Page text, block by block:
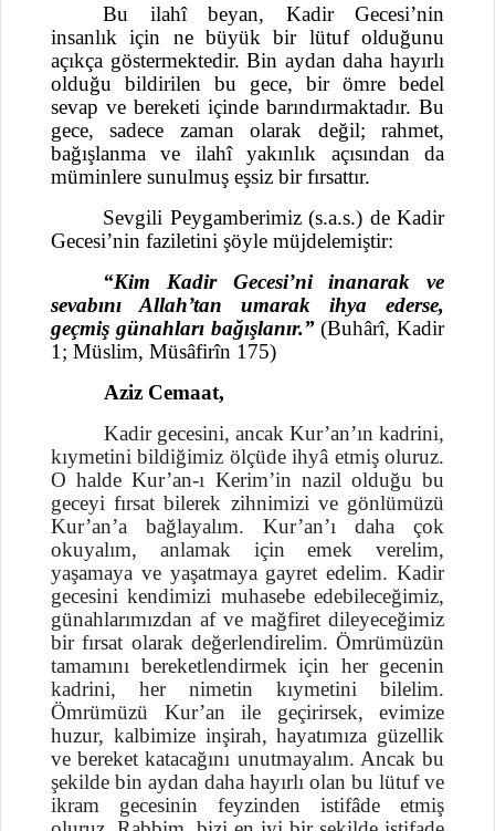
Bu ilahî beyan, Kadir Gecesi’nin
insanlık için ne büyük bir lütuf olduğunu
açıkça göstermektedir. Bin aydan daha hayırlı
olduğu bildirilen bu gece, bir ömre bedel
sevap ve bereketi içinde barındırmaktadır. Bu
gece, sadece zaman olarak değil; rahmet,
bağışlanma ve ilahî yakınlık açısından da
müminlere sunulmuş eşsiz bir fırsattır.
Sevgili Peygamberimiz (s.a.s.) de Kadir
Gecesi’nin faziletini şöyle müjdelemiştir:
“Kim Kadir Gecesi’ni inanarak ve
sevabını Allah’tan umarak ihya ederse,
geçmiş günahları bağışlanır.”(Buhârî, Kadir
1; Müslim, Müsâfirîn 175)
Aziz Cemaat,
Kadir gecesini, ancak Kur’an’ın kadrini,
kıymetini bildiğimiz ölçüde ihyâ etmiş oluruz.
O halde Kur’an-ı Kerim’in nazil olduğu bu
geceyi fırsat bilerek zihnimizi ve gönlümüzü
Kur’an’a bağlayalım. Kur’an’ı daha çok
okuyalım, anlamak için emek verelim,
yaşamaya ve yaşatmaya gayret edelim. Kadir
gecesini kendimizi muhasebe edebileceğimiz,
günahlarımızdan af ve mağfiret dileyeceğimiz
bir fırsat olarak değerlendirelim. Ömrümüzün
tamamını bereketlendirmek için her gecenin
kadrini, her nimetin kıymetini bilelim.
Ömrümüzü Kur’an ile geçirirsek, evimize
huzur, kalbimize inşirah, hayatımıza güzellik
ve bereket katacağını unutmayalım. Ancak bu
şekilde bin aydan daha hayırlı olan bu lütuf ve
ikram gecesinin feyzinden istifâde etmiş